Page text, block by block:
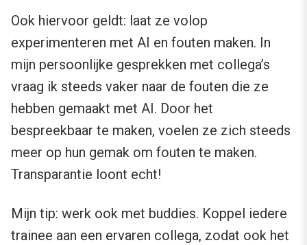
Ook hiervoor geldt: laat ze volop
experimenteren met AI en fouten maken. In
mijn persoonlijke gesprekken met collega’s
vraag ik steeds vaker naar de fouten die ze
hebben gemaakt met AI. Door het
bespreekbaar te maken, voelen ze zich steeds
meer op hun gemak om fouten te maken.
Transparantie loont echt!
Mijn tip: werk ook met buddies. Koppel iedere
trainee aan een ervaren collega, zodat ook het